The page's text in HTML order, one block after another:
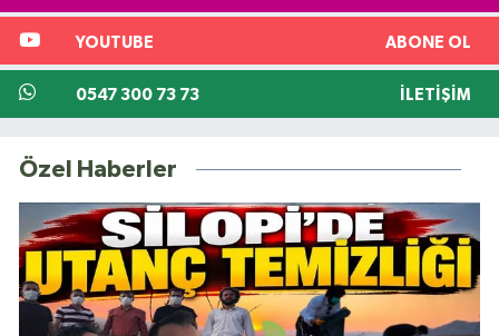
YOUTUBE ABONE OL
0547 300 73 73 İLETIŞIM
Özel Haberler